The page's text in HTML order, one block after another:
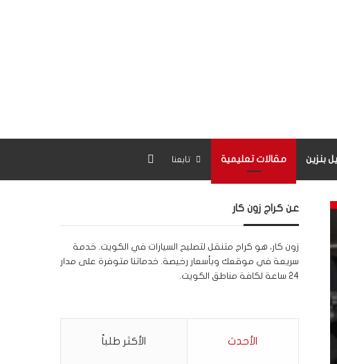
بنزين مقالات تعليمية تابعنا
عن كراج زون كار
زون كار، هو كراج متنقل لتصليح السيارات في الكويت. خدمة
سريعة في موقعك وبأسعار رخيصة. خدماتنا متوفرة على مدار
24 ساعة لكافة مناطق الكويت.
الأحدث الأكثر طلباً